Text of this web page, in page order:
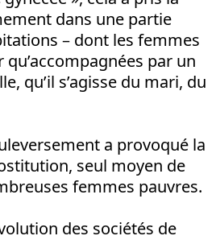
dans une partie
– dont les femmes
par un
qu’il s’agisse du mari, du
a provoqué la
seul moyen de
femmes pauvres.
des sociétés de